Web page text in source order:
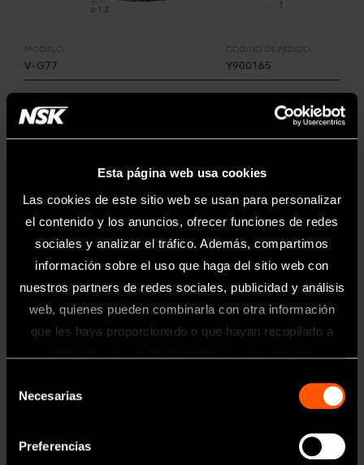
Esta página web usa cookies
Las cookies de este sitio web se usan para personalizar
el contenido y los anuncios, ofrecer funciones de redes
sociales y analizar el tráfico. Además, compartimos
información sobre el uso que haga del sitio web con
nuestros partners de redes sociales, publicidad y análisis
web, quienes pueden combinarla con otra información
que les haya proporcionado o que hayan recopilado a
Necesarias
Preferencias
página web está dirigida exclusivamente
odontológico.
MODELO:
V-G77
CÓDIGO DE PEDIDO:
Y900165
• Para Terminación / Corte / Pulido
• Grado Normal
• Recubierto de diamante
• Recubierto de diamante